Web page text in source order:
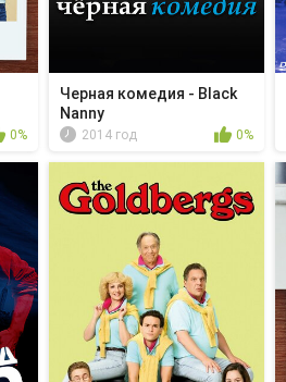
0%
Черная комедия - Black
Nanny
2014 год 0%